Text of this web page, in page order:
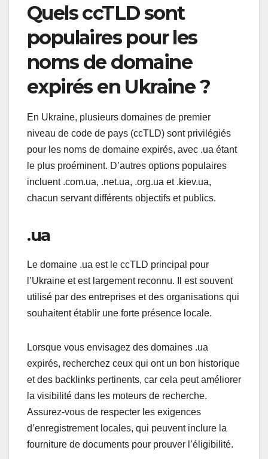
Quels ccTLD sont
populaires pour les
noms de domaine
expirés en Ukraine ?
En Ukraine, plusieurs domaines de premier
niveau de code de pays (ccTLD) sont privilégiés
pour les noms de domaine expirés, avec .ua étant
le plus proéminent. D’autres options populaires
incluent .com.ua, .net.ua, .org.ua et .kiev.ua,
chacun servant différents objectifs et publics.
.ua
Le domaine .ua est le ccTLD principal pour
l’Ukraine et est largement reconnu. Il est souvent
utilisé par des entreprises et des organisations qui
souhaitent établir une forte présence locale.
Lorsque vous envisagez des domaines .ua
expirés, recherchez ceux qui ont un bon historique
et des backlinks pertinents, car cela peut améliorer
la visibilité dans les moteurs de recherche.
Assurez-vous de respecter les exigences
d’enregistrement locales, qui peuvent inclure la
fourniture de documents pour prouver l’éligibilité.